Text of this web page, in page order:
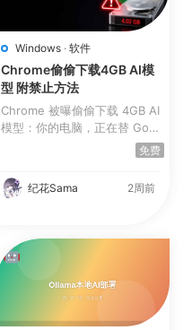
Windows · 软件
Chrome偷偷下载4GB AI模
型 附禁止方法
Chrome 被曝偷偷下载 4GB AI
模型：你的电脑，正在替 Goog
免费
纪花Sama 2周前